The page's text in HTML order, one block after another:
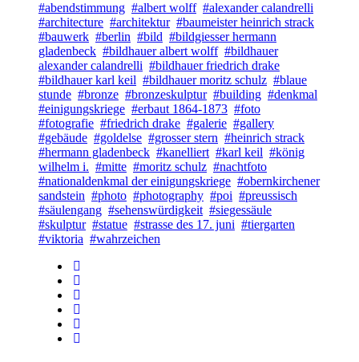
#abendstimmung #albert wolff #alexander calandrelli
#architecture #architektur #baumeister heinrich strack
#bauwerk #berlin #bild #bildgiesser hermann
gladenbeck #bildhauer albert wolff #bildhauer
alexander calandrelli #bildhauer friedrich drake
#bildhauer karl keil #bildhauer moritz schulz #blaue
stunde #bronze #bronzeskulptur #building #denkmal
#einigungskriege #erbaut 1864-1873 #foto
#fotografie #friedrich drake #galerie #gallery
#gebäude #goldelse #grosser stern #heinrich strack
#hermann gladenbeck #kanelliert #karl keil #könig
wilhelm i. #mitte #moritz schulz #nachtfoto
#nationaldenkmal der einigungskriege #obernkirchener
sandstein #photo #photography #poi #preussisch
#säulengang #sehenswürdigkeit #siegessäule
#skulptur #statue #strasse des 17. juni #tiergarten
#viktoria #wahrzeichen